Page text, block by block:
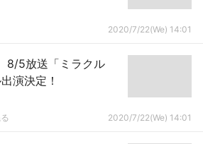
2020/7/22(We) 14:01
8/5放送「ミラクル
演決定！
2020/7/22(We) 14:01